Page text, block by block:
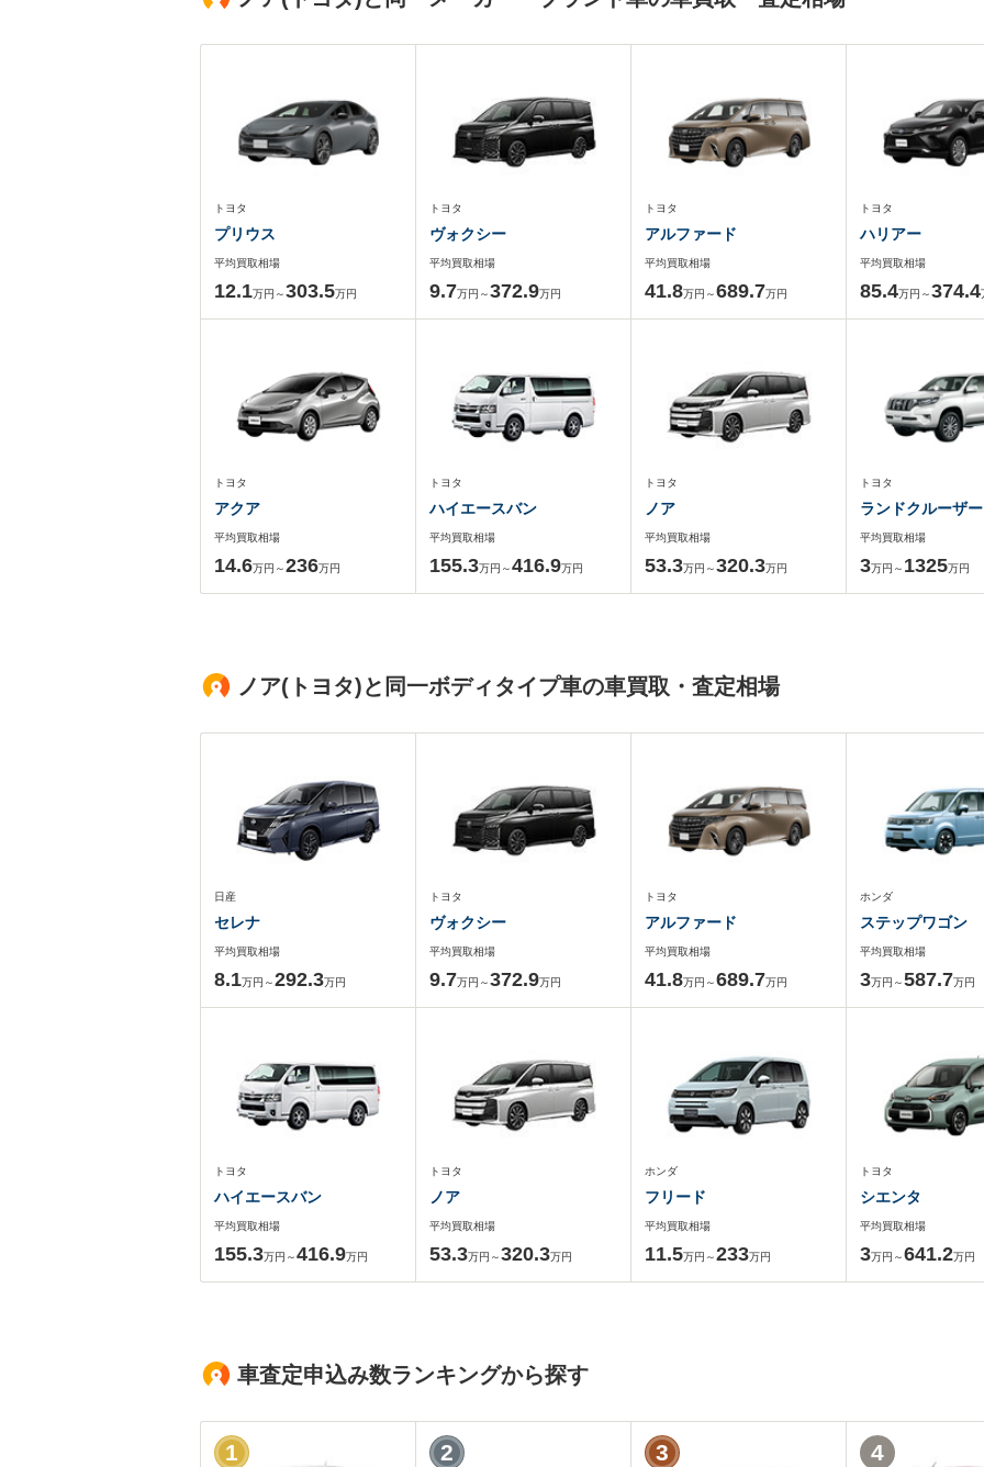
トヨタ
プリウス
平均買取相場
12.1万円～303.5万円
トヨタ
ヴォクシー
平均買取相場
9.7万円～372.9万円
トヨタ
アルファード
平均買取相場
41.8万円～689.7万円
トヨタ
ハリアー
平均買取相場
85.4万円～374.4
トヨタ
アクア
平均買取相場
14.6万円～236万円
トヨタ
ハイエースバン
平均買取相場
155.3万円～416.9万円
トヨタ
ノア
平均買取相場
53.3万円～320.3万円
トヨタ
ランドクルーザ
平均買取相場
3万円～ 1325万円
ノア(トヨタ)と同一ボディタイプ車の車買取・査定相場
日産
セレナ
平均買取相場
8.1万円～292.3万円
トヨタ
ヴォクシー
平均買取相場
9.7万円～372.9万円
トヨタ
アルファード
平均買取相場
41.8万円～689.7万円
ホンダ
ステップワゴン
平均買取相場
3万円～587.7万円
トヨタ
ハイエースバン
平均買取相場
155.3万円～416.9万円
トヨタ
ノア
平均買取相場
53.3万円～320.3万円
ホンダ
フリード
平均買取相場
11.5万円～233万円
トヨタ
シエンタ
平均買取相場
3万円～641.2万円
車査定申込み数ランキングから探す
1 2 3 4